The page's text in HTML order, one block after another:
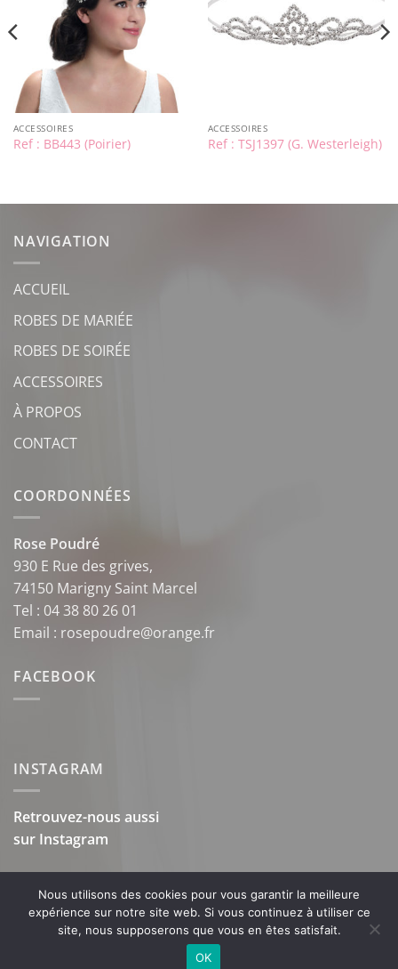
ACCESSOIRES
Ref : BB443 (Poirier)
ACCESSOIRES
Ref : TSJ1397 (G. Westerleigh)
NAVIGATION
ACCUEIL
ROBES DE MARIÉE
ROBES DE SOIRÉE
ACCESSOIRES
À PROPOS
CONTACT
COORDONNÉES
Rose Poudré
930 E Rue des grives,
74150 Marigny Saint Marcel
Tel : 04 38 80 26 01
Email : rosepoudre@orange.fr
FACEBOOK
INSTAGRAM
Retrouvez-nous aussi
sur Instagram
Rose Poudré
Nous utilisons des cookies pour vous garantir la meilleure
expérience sur notre site web. Si vous continuez à utiliser ce
site, nous supposerons que vous en êtes satisfait.
OK